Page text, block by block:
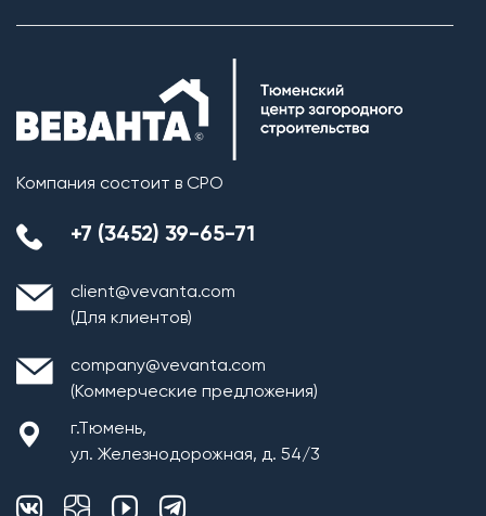
Компания состоит в СРО
+7 (3452) 39-65-71
client@vevanta.com
(Для клиентов)
company@vevanta.com
(Коммерческие предложения)
г.Тюмень,
ул. Железнодорожная, д. 54/3